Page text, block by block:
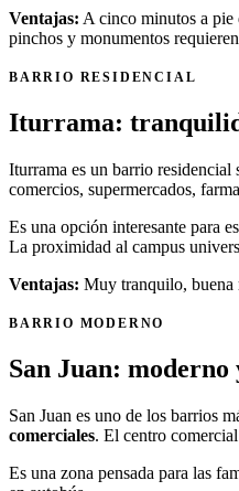
Ventajas: A cinco minutos a pie
pinchos y monumentos
BARRIO RESIDENCIAL
Iturrama:
Iturrama es un barrio
comercios, supermercados,
Es una opción interesante para
La proximidad al campus
Ventajas: Muy tranquilo, buena
BARRIO MODERNO
San Juan: moderno
San Juan es uno de los barrios
comerciales. El centro
Es una zona pensada para las